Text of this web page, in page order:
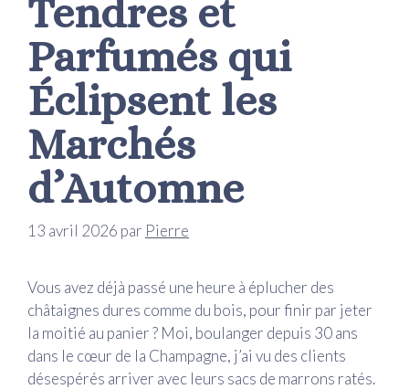
Tendres et
Parfumés qui
Éclipsent les
Marchés
d’Automne
13 avril 2026 par Pierre
Vous avez déjà passé une heure à éplucher des
châtaignes dures comme du bois, pour finir par jeter
la moitié au panier ? Moi, boulanger depuis 30 ans
dans le cœur de la Champagne, j’ai vu des clients
désespérés arriver avec leurs sacs de marrons ratés.